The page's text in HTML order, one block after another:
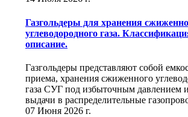
Газгольдеры для хранения
углеводородного газа.
описание.
Газгольдеры представляют собой
приема, хранения сжиженного
газа СУГ под избыточным давлением
выдачи в распределительные
07 Июня 2026 г.